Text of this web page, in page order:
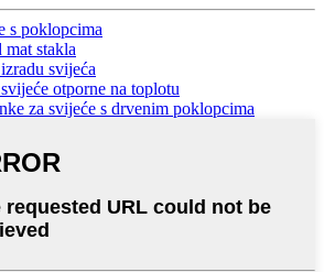
s poklopcima
mat stakla
svijeća
otporne na toplotu
za svijeće s drvenim poklopcima